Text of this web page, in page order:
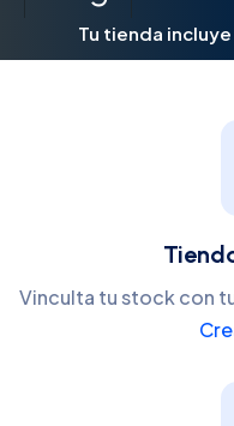
Tu tienda
Vinculta tu stock con